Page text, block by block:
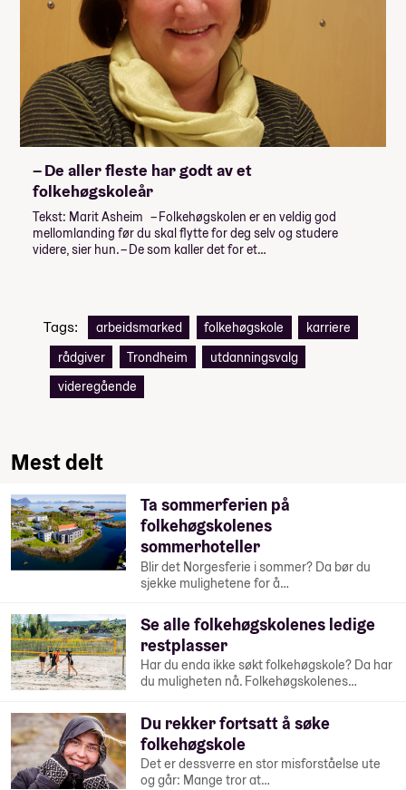
– De aller fleste har godt av et
folkehøgskoleår
Tekst: Marit Asheim – Folkehøgskolen er en veldig god
mellomlanding før du skal flytte for deg selv og studere
videre, sier hun. – De som kaller det for et…
Tags: arbeidsmarked folkehøgskole
karriere
rådgiver
Trondheim
utdanningsvalg
videregående
Mest delt
Ta sommerferien på
folkehøgskolenes
sommerhoteller
Blir det Norgesferie i sommer? Da bør du
sjekke mulighetene for å…
Se alle folkehøgskolenes ledige
restplasser
Har du enda ikke søkt folkehøgskole? Da har
du muligheten nå. Folkehøgskolenes…
Du rekker fortsatt å søke
folkehøgskole
Det er dessverre en stor misforståelse ute
og går: Mange tror at…